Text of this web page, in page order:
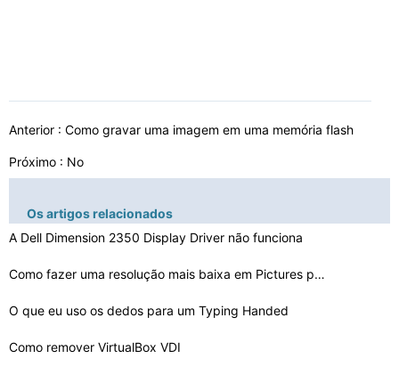
Anterior : Como gravar uma imagem em uma memória flash
Próximo : No
Os artigos relacionados
A Dell Dimension 2350 Display Driver não funciona
Como fazer uma resolução mais baixa em Pictures para …
O que eu uso os dedos para um Typing Handed
Como remover VirtualBox VDI